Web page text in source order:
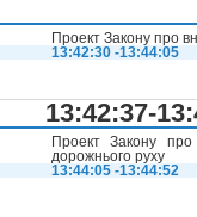
Проект Закону про
13:42:30 -13:44:05
13:42:37-
Проект Закону
дорожнього руху
13:44:05 -13:44:52